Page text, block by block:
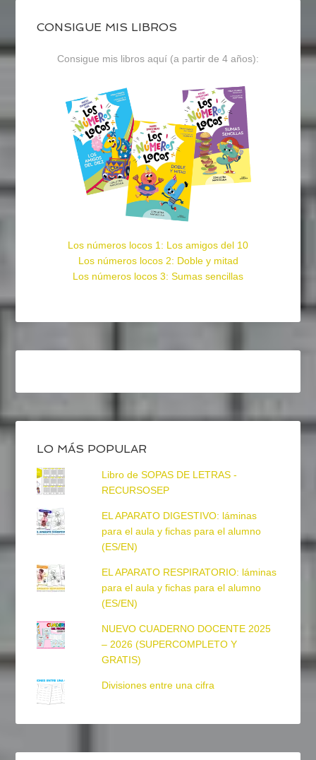
CONSIGUE MIS LIBROS
Consigue mis libros aquí (a partir de 4 años):
Los números locos 1: Los amigos del 10
Los números locos 2: Doble y mitad
Los números locos 3: Sumas sencillas
LO MÁS POPULAR
Libro de SOPAS DE LETRAS -
RECURSOSEP
EL APARATO DIGESTIVO: láminas
para el aula y fichas para el alumno
(ES/EN)
EL APARATO RESPIRATORIO: láminas
para el aula y fichas para el alumno
(ES/EN)
NUEVO CUADERNO DOCENTE 2025
– 2026 (SUPERCOMPLETO Y
GRATIS)
Divisiones entre una cifra